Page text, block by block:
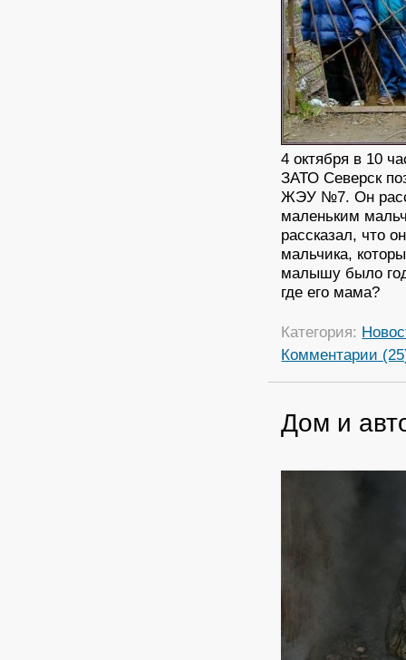
4 октября в 10
ЗАТО Северск
ЖЭУ №7. Он
маленьким
рассказал, что
мальчика,
малышу было
где его мама?
Категория:
Комментарии
Дом и